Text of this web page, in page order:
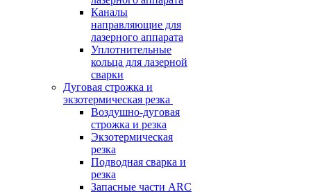
Каналы
направляющие для
лазерного аппарата
Уплотнительные
кольца для лазерной
сварки
Дуговая строжка и
экзотермическая резка
Воздушно-дуговая
строжка и резка
Экзотермическая
резка
Подводная сварка и
резка
Запасные части ARC